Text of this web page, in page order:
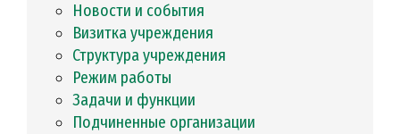
Новости и события
Визитка учреждения
Структура учреждения
Режим работы
Задачи и функции
Подчиненные организации